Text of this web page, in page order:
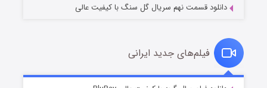
دانلود قسمت نهم سریال گل سنگ با کیفیت عالی
فیلم‌های جدید ایرانی